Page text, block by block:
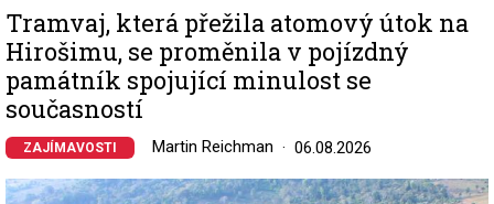
Tramvaj, která přežila atomový útok na
Hirošimu, se proměnila v pojízdný
památník spojující minulost se
současností
ZAJÍMAVOSTI Martin Reichman 06.08.2026
Image